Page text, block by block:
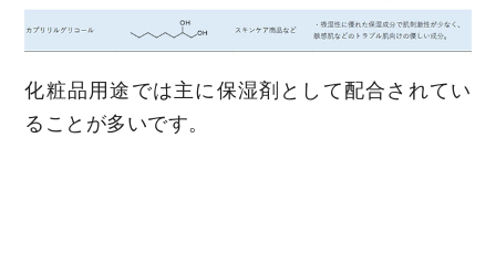
化粧品用途では主に保湿剤として配合されてい
ることが多いです。